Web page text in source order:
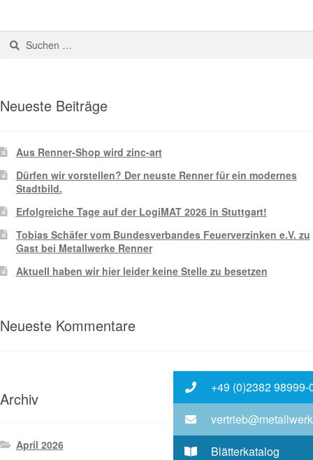
Neueste Beiträge
Aus Renner-Shop wird zinc-art
Dürfen wir vorstellen? Der neuste Renner für ein modernes
Stadtbild.
Erfolgreiche Tage auf der LogiMAT 2026 in Stuttgart!
Tobias Schäfer vom Bundesverbandes Feuerverzinken e.V. zu
Gast bei Metallwerke Renner
Aktuell haben wir hier leider keine Stelle zu besetzen
Neueste Kommentare
Archiv
April 2026
+49 (0)2382 98999-
Blätterkatalog